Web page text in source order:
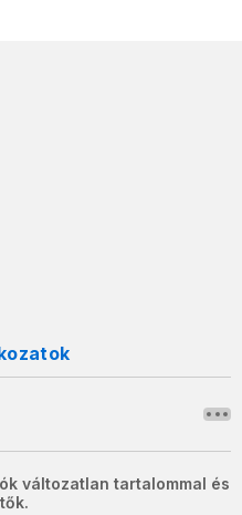
változatlan tartalommal és